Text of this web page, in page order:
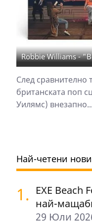
Robbie Williams -
След сравнително
британската поп
Уилямс) внезапно...
Най-четени
1. EXE Beach
най-
29 Юли